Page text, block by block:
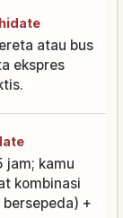
atau bus
ekspres
jam; kamu
kombinasi
+